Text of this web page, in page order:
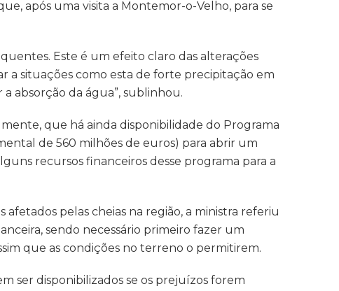
após uma visita a Montemor-o-Velho, para se
Este é um efeito claro das alterações
a situações como esta de forte precipitação em
absorção da água”, sublinhou.
que há ainda disponibilidade do Programa
de 560 milhões de euros) para abrir um
recursos financeiros desse programa para a
afetados pelas cheias na região, a ministra referiu
sendo necessário primeiro fazer um
que as condições no terreno o permitirem.
ser disponibilizados se os prejuízos forem